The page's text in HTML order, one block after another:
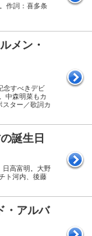
作詞：喜多条
メン・
念すべきデビ
中森明菜もカ
スター／歌詞カ
誕生日
日高富明。大野
ト河内、後藤
・アルバ